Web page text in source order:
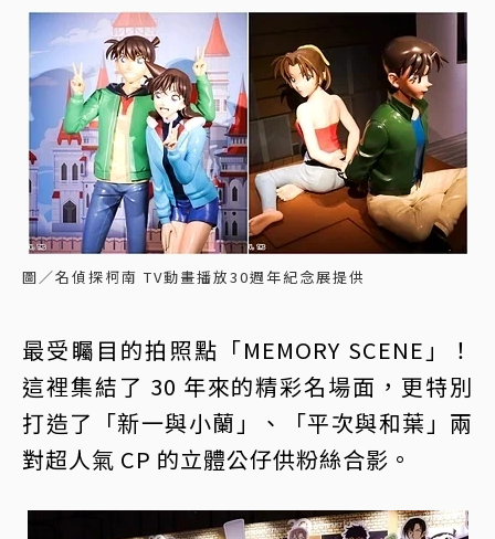
圖／名偵探柯南 TV動畫播放30週年紀念展提供
最受矚目的拍照點「MEMORY SCENE」！
這裡集結了 30 年來的精彩名場面，更特別
打造了「新一與小蘭」、「平次與和葉」兩
對超人氣 CP 的立體公仔供粉絲合影。